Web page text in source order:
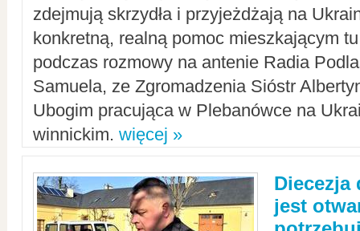
zdejmują skrzydła i przyjeżdżają na
konkretną, realną pomoc mieszkającym
podczas rozmowy na antenie Radia
Samuela, ze Zgromadzenia Sióstr
Ubogim pracująca w Plebanówce na
winnickim. więcej »
Diecezja
jest